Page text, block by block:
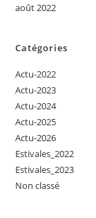
août 2022
Catégories
Actu-2022
Actu-2023
Actu-2024
Actu-2025
Actu-2026
Estivales_2022
Estivales_2023
Non classé